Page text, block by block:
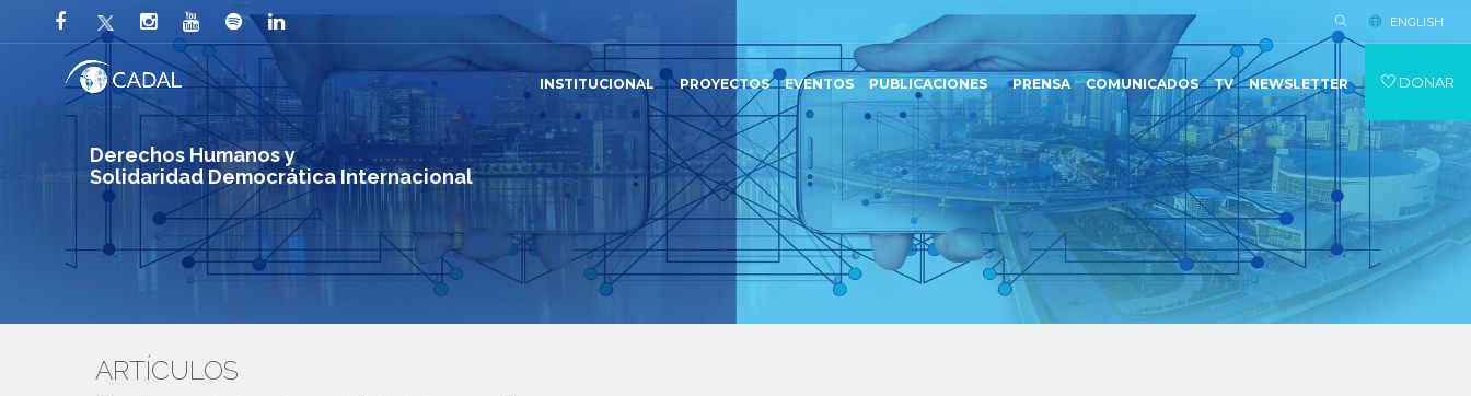
Derechos Humanos y
Solidaridad Democrática Internacional
ENGLISH
INSTITUCIONAL PROYECTOS EVENTOS PUBLICACIONES PRENSA COMUNICADOS TV NEWSLETTER DONAR
ARTÍCULOS